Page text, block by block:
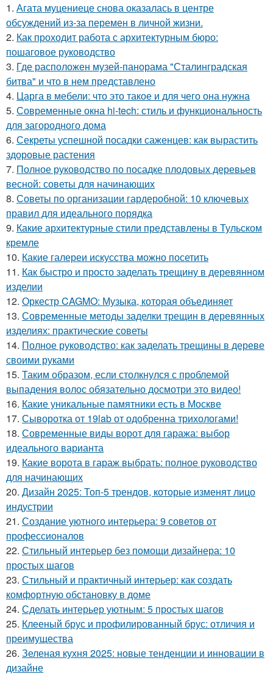
1. Агата муцениеце снова оказалась в центре
обсуждений из-за перемен в личной жизни.
2. Как проходит работа с архитектурным бюро:
пошаговое руководство
3. Где расположен музей-панорама "Сталинградская
битва" и что в нем представлено
4. Царга в мебели: что это такое и для чего она нужна
5. Современные окна hi-tech: стиль и функциональность
для загородного дома
6. Секреты успешной посадки саженцев: как вырастить
здоровые растения
7. Полное руководство по посадке плодовых деревьев
весной: советы для начинающих
8. Советы по организации гардеробной: 10 ключевых
правил для идеального порядка
9. Какие архитектурные стили представлены в Тульском
кремле
10. Какие галереи искусства можно посетить
11. Как быстро и просто заделать трещину в деревянном
изделии
12. Оркестр CAGMO: Музыка, которая объединяет
13. Современные методы заделки трещин в деревянных
изделиях: практические советы
14. Полное руководство: как заделать трещины в дереве
своими руками
15. Таким образом, если столкнулся с проблемой
выпадения волос обязательно досмотри это видео!
16. Какие уникальные памятники есть в Москве
17. Сыворотка от 19lab от одобренна трихологами!
18. Современные виды ворот для гаража: выбор
идеального варианта
19. Какие ворота в гараж выбрать: полное руководство
для начинающих
20. Дизайн 2025: Топ-5 трендов, которые изменят лицо
индустрии
21. Создание уютного интерьера: 9 советов от
профессионалов
22. Стильный интерьер без помощи дизайнера: 10
простых шагов
23. Стильный и практичный интерьер: как создать
комфортную обстановку в доме
24. Сделать интерьер уютным: 5 простых шагов
25. Клееный брус и профилированный брус: отличия и
преимущества
26. Зеленая кухня 2025: новые тенденции и инновации в
дизайне